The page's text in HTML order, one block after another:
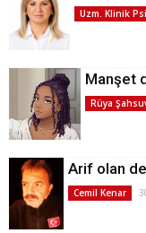
Uzm. Klinik
Manşet
Rüya
Arif olan
Cemil Kenar